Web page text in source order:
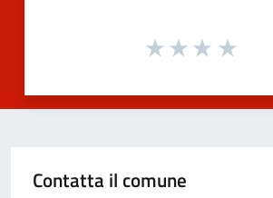
Contatta il comune